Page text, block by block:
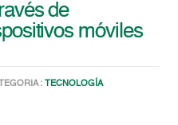
de
móviles
: TECNOLOGÍA